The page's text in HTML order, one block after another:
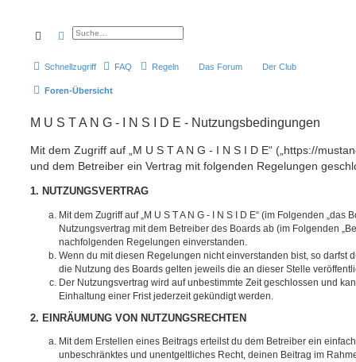
Suche Erweiterte Suche
Schnellzugriff FAQ Regeln Das Forum Der Club
Foren-Übersicht
M U S T A N G - I N S I D E - Nutzungsbedingungen
Mit dem Zugriff auf „M U S T A N G - I N S I D E“ („https://
und dem Betreiber ein Vertrag mit folgenden Regelungen
1. NUTZUNGSVERTRAG
Mit dem Zugriff auf „M U S T A N G - I N S I D E“ (im Folgenden „das
Nutzungsvertrag mit dem Betreiber des Boards ab (im Folgenden
nachfolgenden Regelungen einverstanden.
Wenn du mit diesen Regelungen nicht einverstanden bist, so darfst
die Nutzung des Boards gelten jeweils die an dieser Stelle
Der Nutzungsvertrag wird auf unbestimmte Zeit geschlossen und
Einhaltung einer Frist jederzeit gekündigt werden.
2. EINRÄUMUNG VON NUTZUNGSRECHTEN
Mit dem Erstellen eines Beitrags erteilst du dem Betreiber ein
unbeschränktes und unentgeltliches Recht, deinen Beitrag im